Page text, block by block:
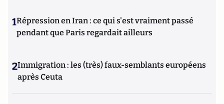
1Répression en Iran : ce qui s'est vraiment passé
pendant que Paris regardait ailleurs
2Immigration : les (très) faux-semblants européens
après Ceuta